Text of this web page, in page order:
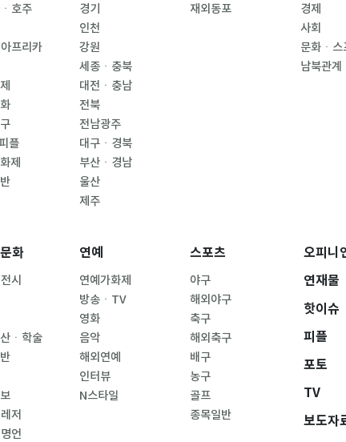
호주
프리카
플
제
경기
인천
강원
세종ㆍ충북
대전ㆍ충남
전북
전남광주
대구ㆍ경북
부산ㆍ경남
울산
제주
재외동포
경제
사회
문화ㆍ스
남북관계
화
시
ㆍ학술
저
언
연예
연예가화제
방송ㆍTV
영화
음악
해외연예
인터뷰
N스타일
스포츠
야구
해외야구
축구
해외축구
배구
농구
골프
종목일반
오피니
연재물
핫이슈
피플
포토
TV
보도자